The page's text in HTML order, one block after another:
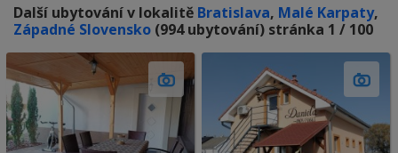
Další ubytování v lokalitě Bratislava, Malé Karpaty,
Západné Slovensko (994 ubytování) stránka 1 / 100